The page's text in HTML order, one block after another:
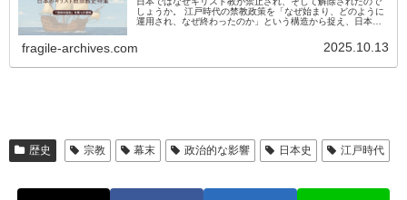
しょうか。 江戸時代の禁教政策を「なぜ始まり、どのように
運用され、なぜ終わったのか」という構造から捉え、日本の
代の信教の自由や多文化共生を考える視点を得られる特集で
す。
fragile-archives.com 2025.10.13
歴史 宗教 幕末 政治的な影響 日本史 江戸時代